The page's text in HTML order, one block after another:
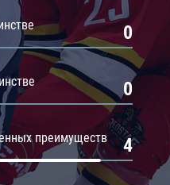
0
0
преимуществ 4